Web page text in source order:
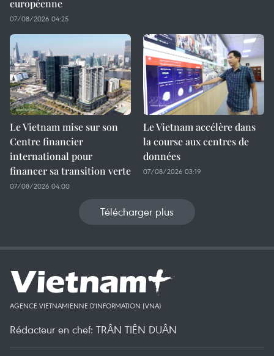
européenne
07/08/2026 04:25
Le Vietnam mise sur son
Centre financier
international pour
financer sa transition verte
07/08/2026 04:00
Le Vietnam accélère dans
la course aux centres de
données
07/08/2026 03:19
Télécharger plus
AGENCE VIETNAMIENNE D'INFORMATION (VNA)
Rédacteur en chef: TRÂN TIÊN DUÂN